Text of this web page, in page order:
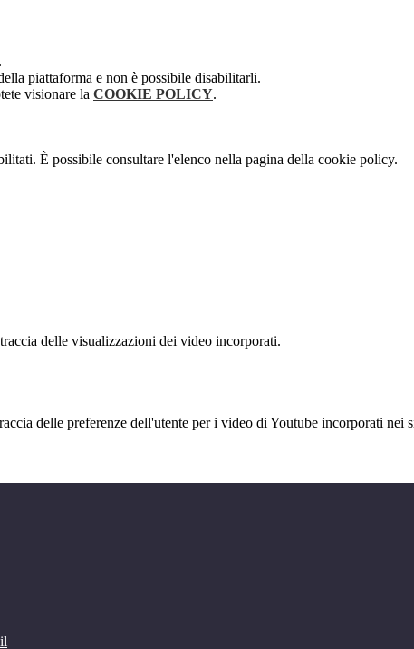
piattaforma e non è possibile disabilitarli.
visionare la COOKIE POLICY.
È possibile consultare l'elenco nella pagina della cookie policy.
delle visualizzazioni dei video incorporati.
delle preferenze dell'utente per i video di Youtube incorporati